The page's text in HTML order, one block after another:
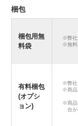
梱包
梱包用無
料袋
※弊社
※無料
有料梱包
(オプシ
ョン)
※弊社
※商品
※商品
合